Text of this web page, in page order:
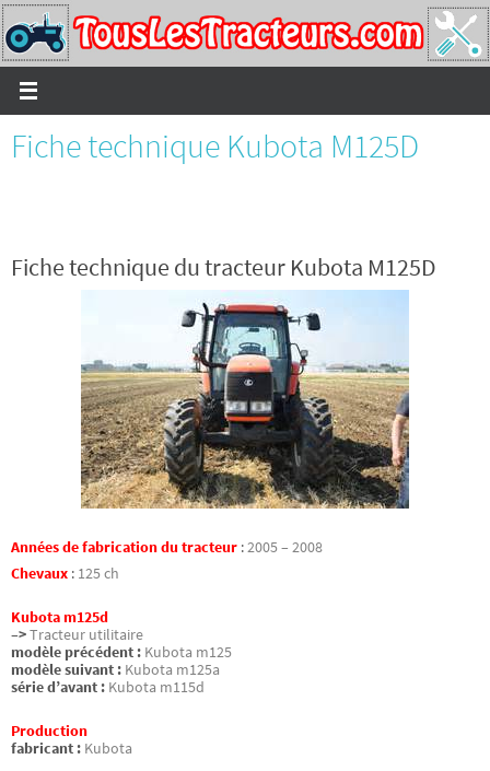
Passer
vers
le
contenu
Fiche technique Kubota M125D
Fiche technique du tracteur Kubota M125D
Années de fabrication du tracteur :2005 – 2008
Chevaux : 125 ch
Kubota m125d
–>Tracteur utilitaire
modèle précédent : Kubota m125
modèle suivant : Kubota m125a
série d’avant : Kubota m115d
Production
fabricant : Kubota